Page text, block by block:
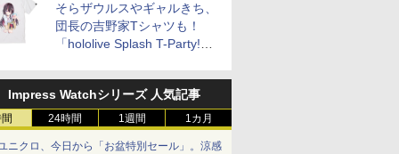
そらザウルスやギャルきち、
団長の吉野家Tシャツも！
「hololive Splash T-Party!」
＆オンライン販売開始
Impress Watchシリーズ 人気記事
24時間 1週間 1カ月
ニクロ、今日から「お盆特別セール」。涼感